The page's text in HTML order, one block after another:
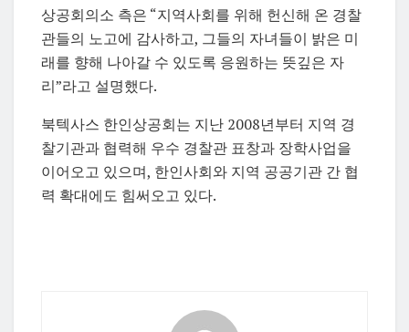
상공회의소 측은 “지역사회를 위해 헌신해 온 경찰
관들의 노고에 감사하고, 그들의 자녀들이 밝은 미
래를 향해 나아갈 수 있도록 응원하는 뜻깊은 자
리”라고 설명했다.
북텍사스 한인상공회는 지난 2008년부터 지역 경
찰기관과 협력해 우수 경찰관 표창과 장학사업을
이어오고 있으며, 한인사회와 지역 공공기관 간 협
력 확대에도 힘써오고 있다.